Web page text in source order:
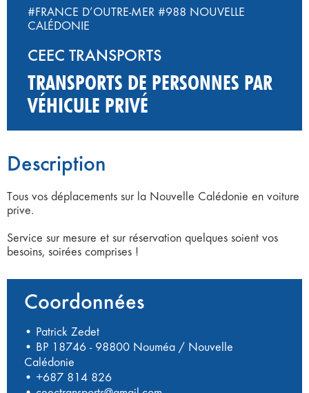
#FRANCE D’OUTRE-MER #988 NOUVELLE
CALÉDONIE
CEEC TRANSPORTS
TRANSPORTS DE PERSONNES PAR
VÉHICULE PRIVÉ
Description
Tous vos déplacements sur la Nouvelle Calédonie en voiture
prive.
Service sur mesure et sur réservation quelques soient vos
besoins, soirées comprises !
Coordonnées
• Patrick Zedet
• BP 18746 - 98800 Nouméa / Nouvelle
Calédonie
• +687 814 826